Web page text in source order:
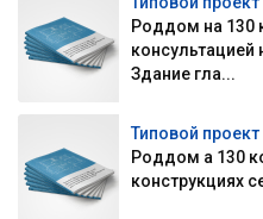
Роддом на 130
консультацией
Здание гла...
Типовой
Роддом а 130
конструкциях